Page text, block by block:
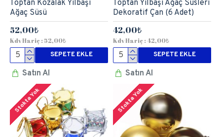
Toptan Kozalak Yılbaşı
Ağaç Süsü
52,00₺
Kdv Hariç : 52,00₺
SEPETE EKLE
Satın Al
Toptan Yılbaşı Ağaç Süsleri
Dekoratif Çan (6 Adet)
42,00₺
Kdv Hariç : 42,00₺
SEPETE EKLE
Satın Al
Stokta Yok Stokta Yok